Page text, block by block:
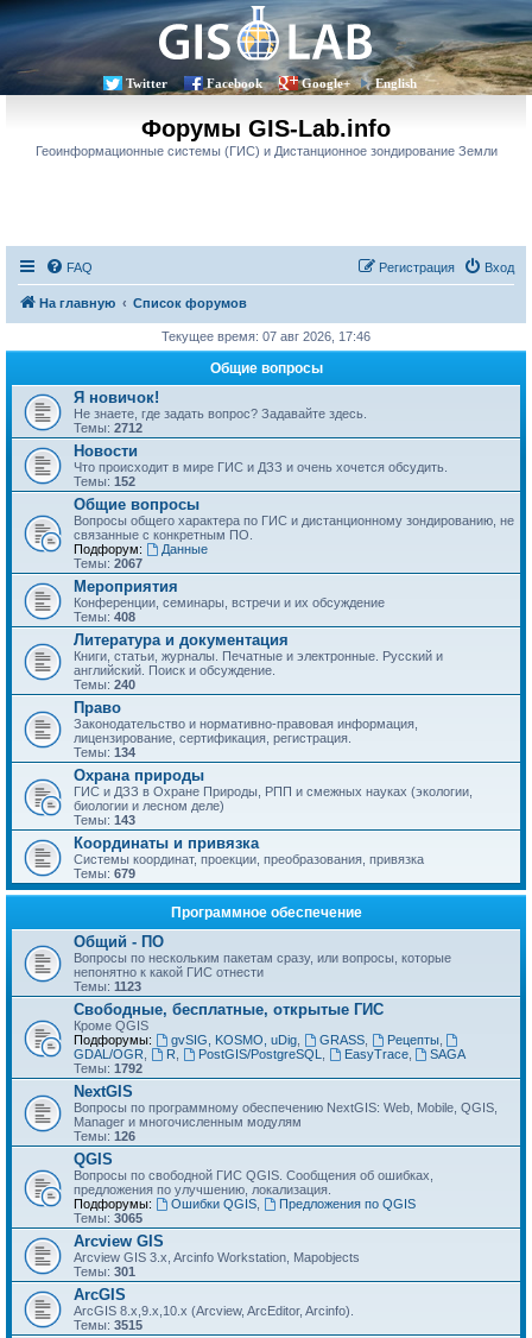
Twitter Facebook Google+ English
Форумы GIS-Lab.info
Геоинформационные системы (ГИС) и Дистанционное зондирование Земли
FAQ Вход
Регистрация
На главную Список форумов
Текущее время: 07 авг 2026, 17:46
Общие вопросы
Я новичок!
Не знаете, где задать вопрос? Задавайте здесь.
Темы: 2712
Новости
Что происходит в мире ГИС и ДЗЗ и очень хочется обсудить.
Темы: 152
Общие вопросы
Вопросы общего характера по ГИС и дистанционному зондированию, не
связанные с конкретным ПО.
Подфорум:
Данные
Темы: 2067
Мероприятия
Конференции, семинары, встречи и их обсуждение
Темы: 408
Литература и документация
Книги, статьи, журналы. Печатные и электронные. Русский и
английский. Поиск и обсуждение.
Темы: 240
Право
Законодательство и нормативно-правовая информация,
лицензирование, сертификация, регистрация.
Темы: 134
Охрана природы
ГИС и ДЗЗ в Охране Природы, РПП и смежных науках (экологии,
биологии и лесном деле)
Темы: 143
Координаты и привязка
Системы координат, проекции, преобразования, привязка
Темы: 679
Программное обеспечение
Общий - ПО
Вопросы по нескольким пакетам сразу, или вопросы, которые
непонятно к какой ГИС отнести
Темы: 1123
Свободные, бесплатные, открытые ГИС
Кроме QGIS
Подфорумы:
gvSIG, KOSMO, uDig, GRASS, Рецепты,
GDAL/OGR
R PostGIS/PostgreSQL EasyTrace,
SAGA
Темы: 1792
NextGIS
Вопросы по программному обеспечению NextGIS: Web, Mobile, QGIS,
Manager и многочисленным модулям
Темы: 126
QGIS
Вопросы по свободной ГИС QGIS. Сообщения об ошибках,
предложения по улучшению, локализация.
Подфорумы:
Ошибки QGIS,
Предложения по QGIS
Темы: 3065
Arcview GIS
Arcview GIS 3.x, Arcinfo Workstation, Mapobjects
Темы: 301
ArcGIS
ArcGIS 8.x,9.x,10.x (Arcview, ArcEditor, Arcinfo).
Темы: 3515